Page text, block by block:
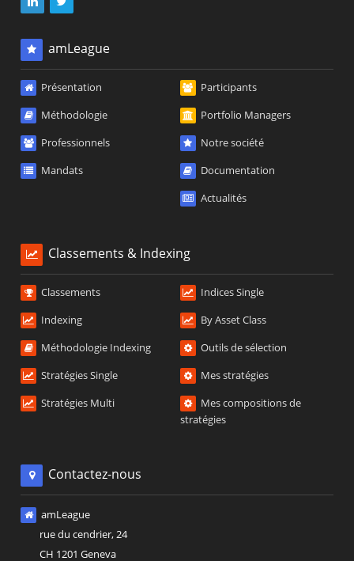
amLeague
Présentation
Méthodologie
Professionnels
Mandats
Participants
Portfolio Managers
Notre société
Documentation
Actualités
Classements & Indexing
Classements
Indexing
Méthodologie Indexing
Stratégies Single
Stratégies Multi
Indices Single
By Asset Class
Outils de sélection
Mes stratégies
Mes compositions de
stratégies
Contactez-nous
amLeague
rue du cendrier, 24
CH 1201 Geneva